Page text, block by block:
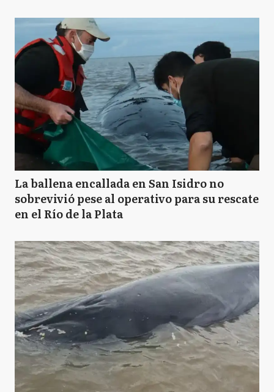
La ballena encallada en San Isidro no
sobrevivió pese al operativo para su rescate
en el Río de la Plata